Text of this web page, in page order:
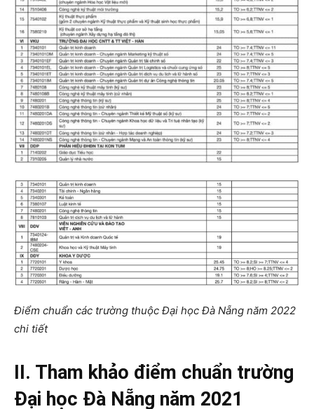
Điểm chuẩn các trường thuộc Đại học Đà Nẵng năm 2022
chi tiết
II. Tham khảo điểm chuẩn trường
Đại học Đà Nẵng năm 2021